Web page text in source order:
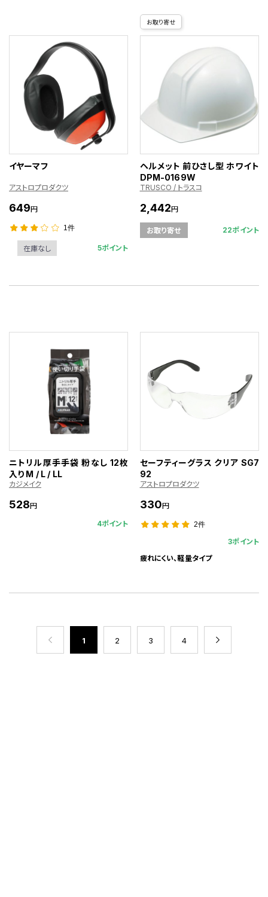
イヤーマフ
アストロプロダクツ
649円
1件
在庫なし 5ポイント
お取り寄せ
ヘルメット 前ひさし型 ホワイト
DPM-0169W
TRUSCO / トラスコ
2,442円
お取り寄せ 22ポイント
ニトリル厚手手袋 粉なし 12枚
入り M / L / LL
カジメイク
528円
4ポイント
セーフティーグラス クリア SG7
92
アストロプロダクツ
330円
2件
3ポイント
疲れにくい、軽量タイプ
1 2 3 4